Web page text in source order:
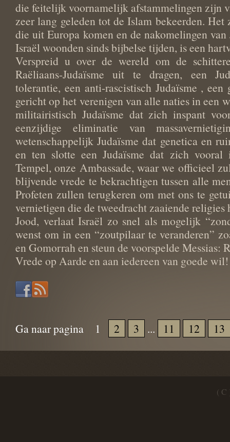
die feitelijk voornamelijk afstammelingen zijn
zeer lang geleden tot de Islam bekeerden. Het
die uit Europa komen en de nakomelingen
Israël woonden sinds bijbelse tijden, is een
Verspreid u over de wereld om de
Raëliaans-Judaïsme uit te dragen, een
tolerantie, een anti-rascistisch Judaïsme , een
gericht op het verenigen van alle naties in een
militairistisch Judaïsme dat zich inspant
eenzijdige eliminatie van
wetenschappelijk Judaïsme dat genetica en
en ten slotte een Judaïsme dat zich vooral
Tempel, onze Ambassade, waar we officieel
blijvende vrede te bekrachtigen tussen alle
Profeten zullen terugkeren om met ons te
vernietigen die de tweedracht zaaiende religies
Jood, verlaat Israël zo snel als mogelijk
wenst om in een “zoutpilaar te veranderen”
en Gomorrah en steun de voorspelde Messias:
Vrede op Aarde en aan iedereen van goede wil!
Ga naar pagina 1 2 3 ... 11 12 13
( C